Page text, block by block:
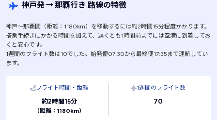
神戸発→那覇行き 路線の特徴
神戸〜那覇間（距離：1180km）を移動するには約2時間15分程度かかります。
搭乗手続きにかかる時間を加えて、遅くとも1時間前までには空港に到着してお
くと安心です。
1週間のフライト数は10でした。始発便07:30から最終便17:35まで運航してい
ます。
フライト時間・距離
約2時間15分
（距離：1180km）
1週間のフライト数
70